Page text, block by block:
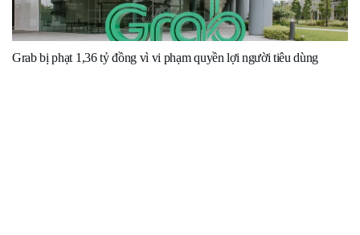
Grab bị phạt 1,36 tỷ đồng vì vi phạm quyền lợi người tiêu dùng